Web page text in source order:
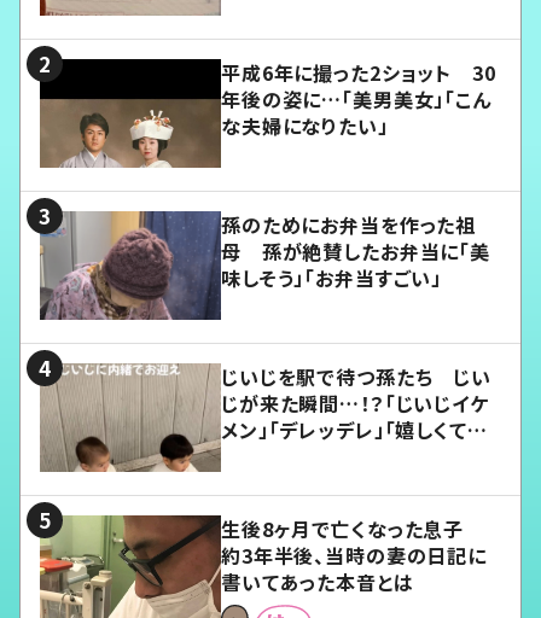
平成6年に撮った2ショット 30
年後の姿に…「美男美女」「こん
な夫婦になりたい」
孫のためにお弁当を作った祖
母 孫が絶賛したお弁当に「美
味しそう」「お弁当すごい」
じいじを駅で待つ孫たち じい
じが来た瞬間…！？「じいじイケ
メン」「デレッデレ」「嬉しくて可
生後8ヶ月で亡くなった息子
約3年半後、当時の妻の日記に
書いてあった本音とは